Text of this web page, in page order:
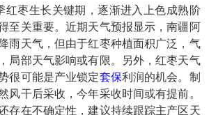
红枣生长关键期，逐渐进入上色成熟阶
至关重要。近期天气预报显示，南疆阿
雨天气，但由于红枣种植面积广泛，气
局部天气影响或有限。另外，红枣天气
很可能是产业锁定套保利润的机会。制
风干后采收，今年采收时间或有提前。
存在不确定性，建议持续跟踪主产区天